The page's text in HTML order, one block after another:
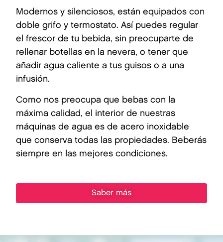
Modernos y silenciosos, están equipados con
doble grifo y termostato. Así puedes regular
el frescor de tu bebida, sin preocuparte de
rellenar botellas en la nevera, o tener que
añadir agua caliente a tus guisos o a una
infusión.
Como nos preocupa que bebas con la
máxima calidad, el interior de nuestras
máquinas de agua es de acero inoxidable
que conserva todas las propiedades. Beberás
siempre en las mejores condiciones.
Saber más